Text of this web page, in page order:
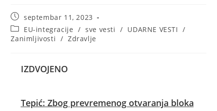
Post
published:
septembar 11, 2023
Post
category:
EU-integracije / sve vesti / UDARNE VESTI /
Zanimljivosti / Zdravlje
IZDVOJENO
Tepić: Zbog prevremenog otvaranja bloka